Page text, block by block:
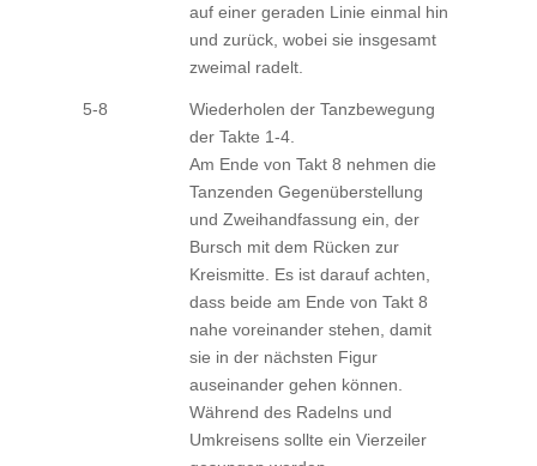
auf einer geraden Linie einmal hin
und zurück, wobei sie insgesamt
zweimal radelt.
5-8
Wiederholen der Tanzbewegung
der Takte 1-4.
Am Ende von Takt 8 nehmen die
Tanzenden Gegenüberstellung
und Zweihandfassung ein, der
Bursch mit dem Rücken zur
Kreismitte. Es ist darauf achten,
dass beide am Ende von Takt 8
nahe voreinander stehen, damit
sie in der nächsten Figur
auseinander gehen können.
Während des Radelns und
Umkreisens sollte ein Vierzeiler